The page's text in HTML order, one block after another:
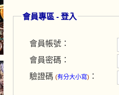
會員專區 - 登入
會員帳號：
會員密碼：
驗證碼 (有分大小寫) ：